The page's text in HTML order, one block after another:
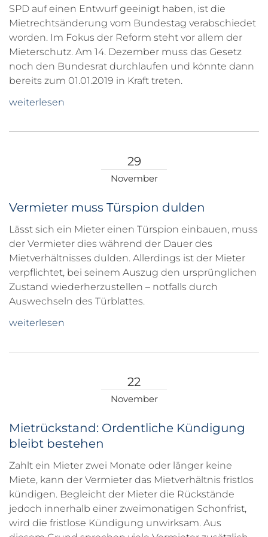
SPD auf einen Entwurf geeinigt haben, ist die
Mietrechtsänderung vom Bundestag verabschiedet
worden. Im Fokus der Reform steht vor allem der
Mieterschutz. Am 14. Dezember muss das Gesetz
noch den Bundesrat durchlaufen und könnte dann
bereits zum 01.01.2019 in Kraft treten.
weiterlesen
29
November
Vermieter muss Türspion dulden
Lässt sich ein Mieter einen Türspion einbauen, muss
der Vermieter dies während der Dauer des
Mietverhältnisses dulden. Allerdings ist der Mieter
verpflichtet, bei seinem Auszug den ursprünglichen
Zustand wiederherzustellen – notfalls durch
Auswechseln des Türblattes.
weiterlesen
22
November
Mietrückstand: Ordentliche Kündigung
bleibt bestehen
Zahlt ein Mieter zwei Monate oder länger keine
Miete, kann der Vermieter das Mietverhältnis fristlos
kündigen. Begleicht der Mieter die Rückstände
jedoch innerhalb einer zweimonatigen Schonfrist,
wird die fristlose Kündigung unwirksam. Aus